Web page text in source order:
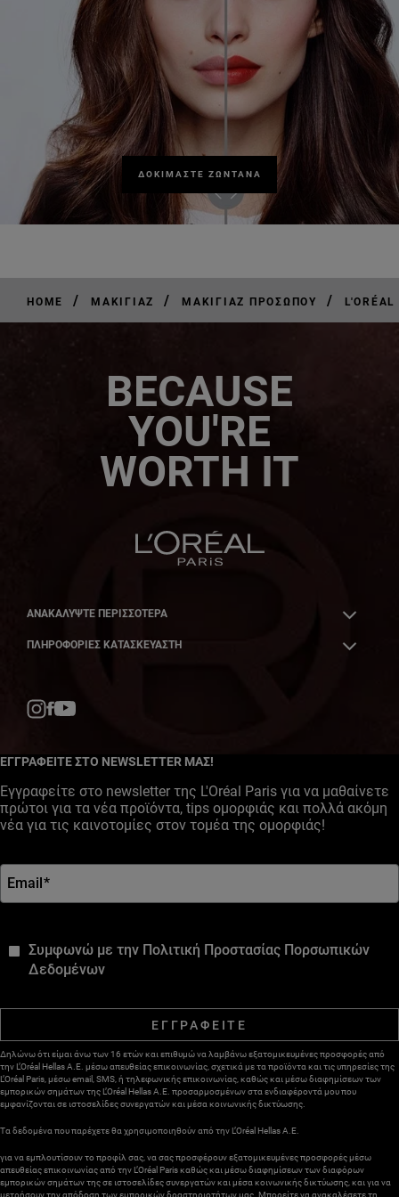
ΔΟΚΙΜΑΣΤΕ ΖΩΝΤΑΝΑ
HOME / ΜΑΚΙΓΙΆΖ / ΜΑΚΙΓΙΆΖ ΠΡΟΣΏΠΟΥ /
BECAUSE
YOU'RE
WORTH IT
ΑΝΑΚΑΛΎΨΤΕ ΠΕΡΙΣΣΌΤΕΡΑ
ΠΛΗΡΟΦΟΡΙΕΣ ΚΑΤΑΣΚΕΥΑΣΤΗ
ΕΓΓΡΑΦΕΙΤΕ ΣΤΟ NEWSLETTER ΜΑΣ!
Εγγραφείτε στο newsletter της L'Oréal Paris για να μαθαίνετε
πρώτοι για τα νέα προϊόντα, tips ομορφιάς και πολλά ακόμη
νέα για τις καινοτομίες στον τομέα της ομορφιάς!
Email*
Συμφωνώ με την Πολιτική Προστασίας Πορσωπικών
Δεδομένων
ΕΓΓΡΑΦΕΙΤΕ
Δηλώνω ότι είμαι άνω των 16 ετών και επιθυμώ να λαμβάνω εξατομικευμένες προσφορές από
την L’Oréal Hellas A.E. μέσω απευθείας επικοινωνίας, σχετικά με τα προϊόντα και τις υπηρεσίες της
L’Oréal Paris, μέσω email, SMS, ή τηλεφωνικής επικοινωνίας, καθώς και μέσω διαφημίσεων των
εμπορικών σημάτων της L’Oréal Hellas A.E. προσαρμοσμένων στα ενδιαφέροντά μου που
εμφανίζονται σε ιστοσελίδες συνεργατών και μέσα κοινωνικής δικτύωσης.
Τα δεδομένα που παρέχετε θα χρησιμοποιηθούν από την L’Oréal Hellas A.E.
για να εμπλουτίσουν το προφίλ σας, να σας προσφέρουν εξατομικευμένες προσφορές μέσω
απευθείας επικοινωνίας από την L’Oréal Paris καθώς και μέσω διαφημίσεων των διαφόρων
εμπορικών σημάτων της σε ιστοσελίδες συνεργατών και μέσα κοινωνικής δικτύωσης, και για να
μετρήσουν την απόδοση των εμπορικών δραστηριοτήτων μας. Μπορείτε να ανακαλέσετε τη